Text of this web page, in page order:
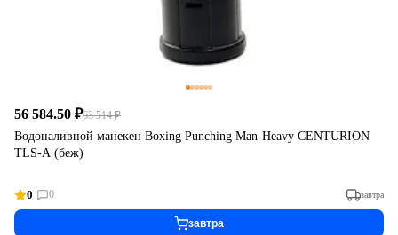
56 584.50 ₽63 514 ₽
Водоналивной манекен Boxing Punching Man-Heavy CENTURION
TLS-A (беж)
0 0 завтра
завтра